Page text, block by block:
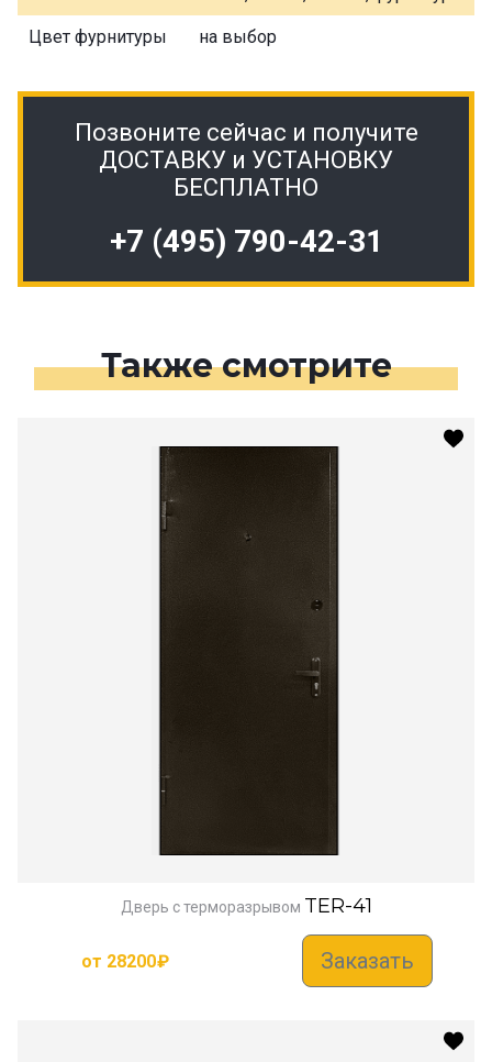
Цвет фурнитуры на выбор
Позвоните сейчас и получите
ДОСТАВКУ и УСТАНОВКУ
БЕСПЛАТНО
+7 (495) 790-42-31
Также смотрите
Дверь с терморазрывом TER-41
от 28200₽ Заказать